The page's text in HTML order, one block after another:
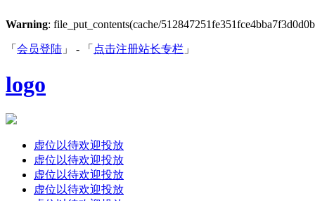
Warning: file_put_contents(cache/
「 会员登陆 」 - 「 点击注册站长专栏 」
logo
虚位以待欢迎投放
虚位以待欢迎投放
虚位以待欢迎投放
虚位以待欢迎投放